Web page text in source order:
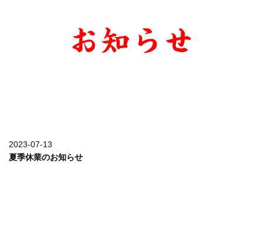
2023-07-13
夏季休業のお知らせ